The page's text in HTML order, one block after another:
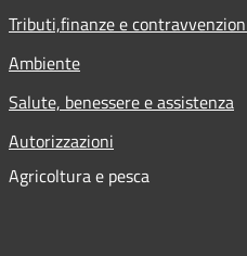
Tributi,finanze e
Ambiente
Salute, benessere e assistenza
Autorizzazioni
Agricoltura e pesca